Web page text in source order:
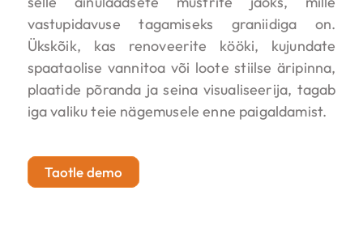
vastupidavuse tagamiseks graniidiga on.
Ükskõik, kas renoveerite kööki, kujundate
spaataolise vannitoa või loote stiilse äripinna,
plaatide põranda ja seina visualiseerija, tagab
iga valiku teie nägemusele enne paigaldamist.
Taotle demo